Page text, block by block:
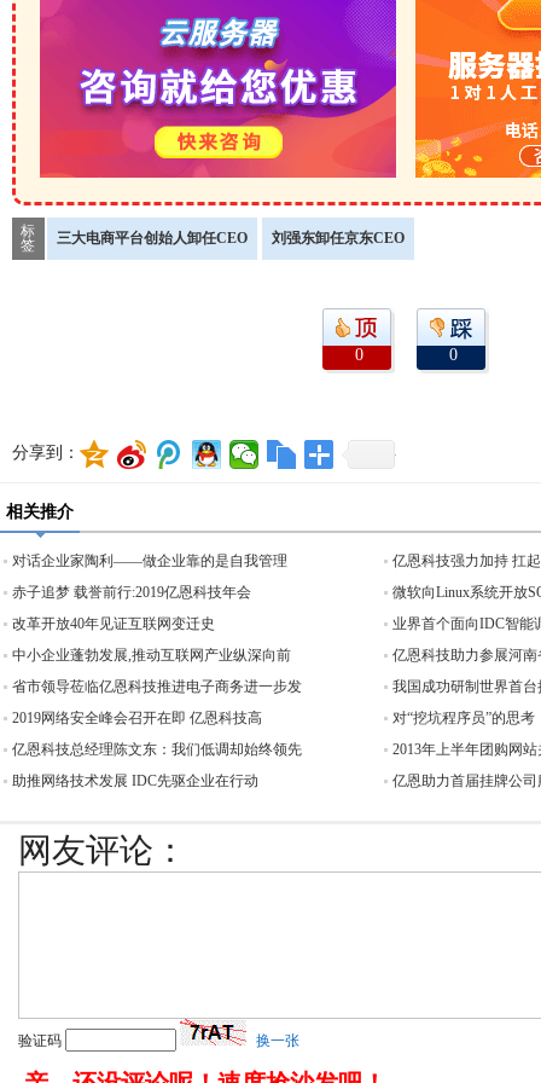
标
签
三大电商平台创始人卸任CEO 刘强东卸任京东CEO
0 0
分享到：
相关推介
对话企业家陶利——做企业靠的是自我管理
赤子追梦 载誉前行:2019亿恩科技年会
改革开放40年见证互联网变迁史
中小企业蓬勃发展,推动互联网产业纵深向前
省市领导莅临亿恩科技推进电子商务进一步发
2019网络安全峰会召开在即 亿恩科技高
亿恩科技总经理陈文东：我们低调却始终领先
助推网络技术发展 IDC先驱企业在行动
亿恩科技强力加持 扛
微软向Linux系统开放
业界首个面向IDC智能
亿恩科技助力参展河
我国成功研制世界首
对“挖坑程序员”的思考
2013年上半年团购网站
亿恩助力首届挂牌公司
网友评论：
验证码 换一张